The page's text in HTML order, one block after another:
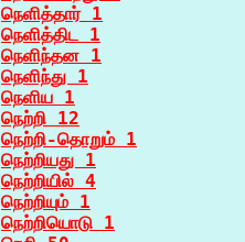
நெளித்தார் 1
நெளித்திட 1
நெளிந்தன 1
நெளிந்து 1
நெளிய 1
நெற்றி 12
நெற்றி-தொறும் 1
நெற்றியது 1
நெற்றியில் 4
நெற்றியும் 1
நெற்றியொடு 1